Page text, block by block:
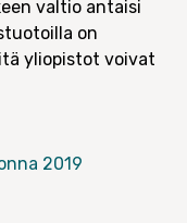
valtio antaisi
on
yliopistot voivat